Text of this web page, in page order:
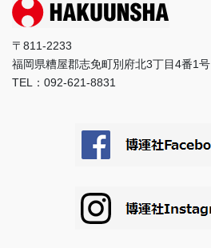
〒811-2233
福岡県糟屋郡志免町別府北3丁目4番1号
TEL：092-621-8831